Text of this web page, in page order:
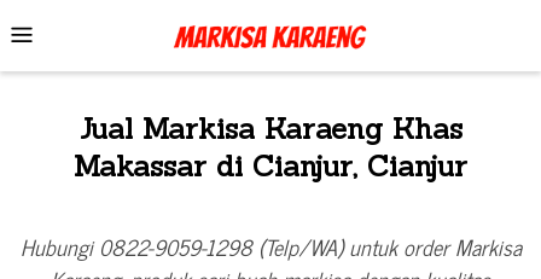
to
contentMenu
Jual Markisa Karaeng Khas
Makassar di Cianjur, Cianjur
Hubungi 0822-9059-1298 (Telp/WA) untuk order Markisa